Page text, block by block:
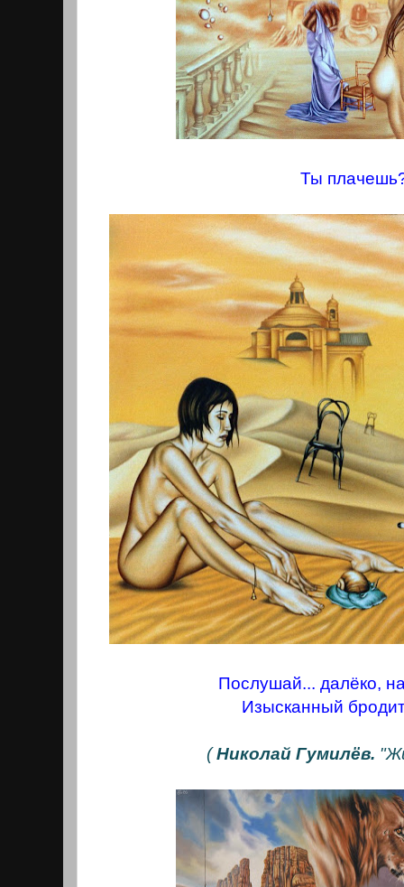
Ты
Послушай... далёко,
Изысканный
(Николай Гумилёв.